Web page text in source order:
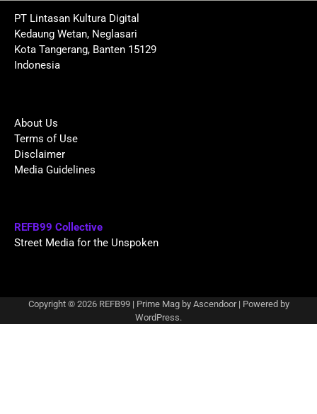
PT Lintasan Kultura Digital
Kedaung Wetan, Neglasari
Kota Tangerang, Banten 15129
Indonesia
About Us
Terms of Use
Disclaimer
Media Guidelines
REFB99 Collective
Street Media for the Unspoken
Copyright © 2026 REFB99| Prime Mag by Ascendoor| Powered by
WordPress.